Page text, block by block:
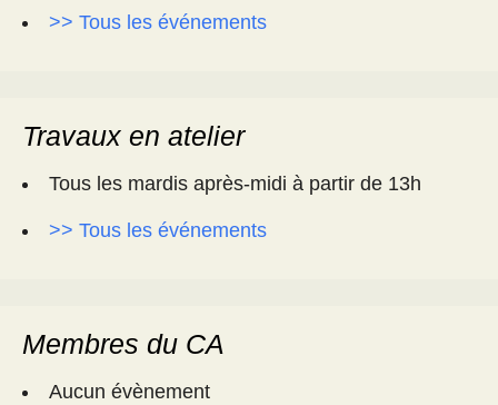
>> Tous les événements
Travaux en atelier
Tous les mardis après-midi à partir de 13h
>> Tous les événements
Membres du CA
Aucun évènement